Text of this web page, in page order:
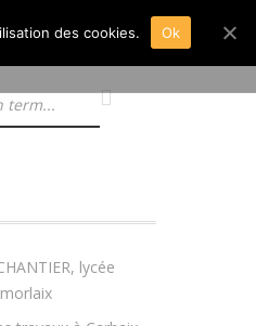
lycée
des cookies. Ok